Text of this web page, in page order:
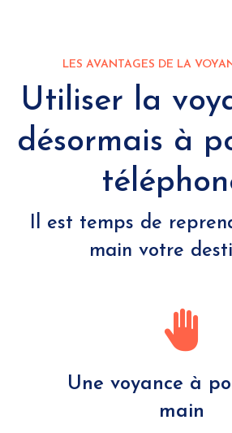
LES AVANTAGES DE LA
Utiliser la
désormais à
Il est temps de
main votre
Une voyance à
main